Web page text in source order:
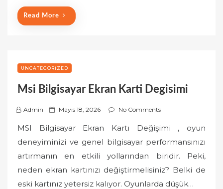
Read More
UNCATEGORIZED
Msi Bilgisayar Ekran Karti Degisimi
Admin
P
s
t
e
d
o
Mayıs 18, 2026 No Comments
MSI Bilgisayar Ekran Kartı Değişimi , oyun
deneyiminizi ve genel bilgisayar performansınızı
artırmanın en etkili yollarından biridir. Peki,
neden ekran kartınızı değiştirmelisiniz? Belki de
eski kartınız yetersiz kalıyor. Oyunlarda düşük…